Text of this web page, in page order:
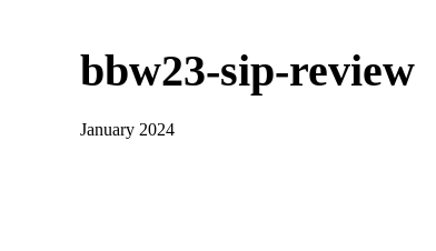
bbw23-sip-review
January 2024